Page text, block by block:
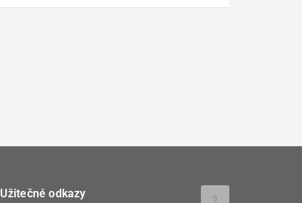
Užitečné odkazy